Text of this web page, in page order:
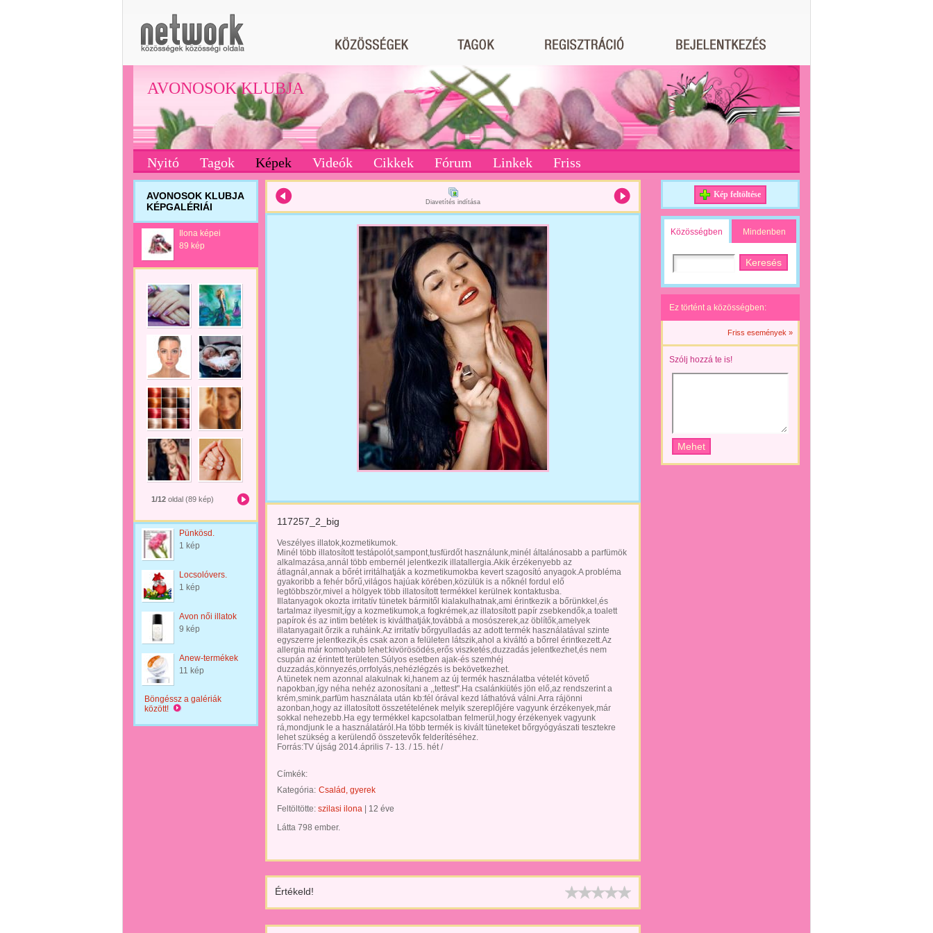
AVONOSOK KLUBJA
Nyitó Tagok Képek Videók Cikkek Fórum Linkek Friss
AVONOSOK KLUBJA
KÉPGALÉRIÁI
Ilona képei
89 kép
1/12 oldal (89 kép)
Pünkösd.
1 kép
Locsolóvers.
1 kép
Avon női illatok
9 kép
Anew-termékek
11 kép
Böngéssz a galériák
között!
Diavetítés indítása
117257_2_big
Veszélyes illatok,kozmetikumok.
Minél több illatosított testápolót,sampont,tusfürdőt használunk,minél általánosabb a parfümök
alkalmazása,annál több embernél jelentkezik illatallergia.Akik érzékenyebb az
átlagnál,annak a bőrét irritálhatják a kozmetikumokba kevert szagosító anyagok.A probléma
gyakoribb a fehér bőrű,világos hajúak körében,közülük is a nőknél fordul elő
legtöbbször,mivel a hölgyek több illatosított termékkel kerülnek kontaktusba.
Illatanyagok okozta irritatív tünetek bármitől kialakulhatnak,ami érintkezik a bőrünkkel,és
tartalmaz ilyesmit,így a kozmetikumok,a fogkrémek,az illatosított papír zsebkendők,a toalett
papírok és az intim betétek is kiválthatják,továbbá a mosószerek,az öblítők,amelyek
illatanyagait őrzik a ruháink.Az irritatív bőrgyulladás az adott termék használatával szinte
egyszerre jelentkezik,és csak azon a felületen látszik,ahol a kiváltó a bőrrel érintkezett.Az
allergia már komolyabb lehet:kivörösödés,erős viszketés,duzzadás jelentkezhet,és nem
csupán az érintett területen.Súlyos esetben ajak-és szemhéj
duzzadás,könnyezés,orrfolyás,nehézlégzés is bekövetkezhet.
A tünetek nem azonnal alakulnak ki,hanem az új termék használatba vételét követő
napokban,így néha nehéz azonosítani a ,,tettest".Ha csalánkiütés jön elő,az rendszerint a
krém,smink,parfüm használata után kb:fél órával kezd láthatóvá válni.Arra rájönni
azonban,hogy az illatosított összetételének melyik szereplőjére vagyunk érzékenyek,már
sokkal nehezebb.Ha egy termékkel kapcsolatban felmerül,hogy érzékenyek vagyunk
rá,mondjunk le a használatáról.Ha több termék is kivált tüneteket bőrgyógyászati tesztekre
lehet szükség a kerülendő összetevők felderítéséhez.
Forrás:TV újság 2014.április 7- 13. / 15. hét /
Címkék:
Kategória: Család, gyerek
Feltöltötte: szilasi ilona
12 éve
Látta 798 ember.
Értékeld!
Kép feltöltése
Közösségben Mindenben
Ez történt a közösségben:
Friss események »
Szólj hozzá te is!